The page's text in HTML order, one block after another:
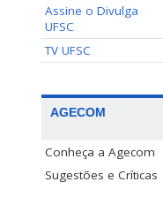
Assine o Divulga
UFSC
TV UFSC
AGECOM
Conheça a Agecom
Sugestões e Críticas